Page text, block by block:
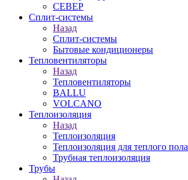
СЕВЕР
Сплит-системы
Назад
Сплит-системы
Бытовые кондиционеры
Тепловентиляторы
Назад
Тепловентиляторы
BALLU
VOLCANO
Теплоизоляция
Назад
Теплоизоляция
Теплоизоляция для теплого пола
Трубная теплоизоляция
Трубы